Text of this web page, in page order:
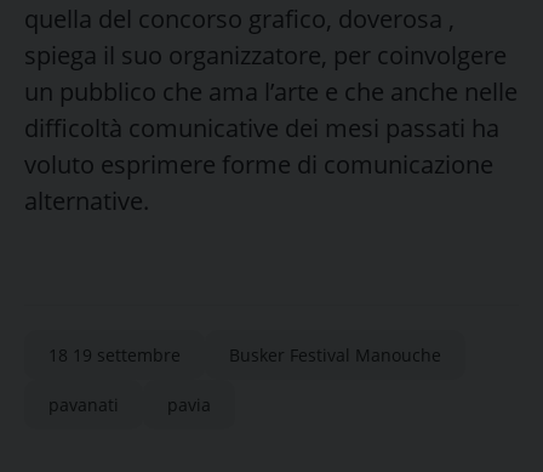
quella del concorso grafico, doverosa ,
spiega il suo organizzatore, per coinvolgere
un pubblico che ama l’arte e che anche nelle
difficoltà comunicative dei mesi passati ha
voluto esprimere forme di comunicazione
alternative.
18 19 settembre Busker Festival Manouche
pavanati pavia